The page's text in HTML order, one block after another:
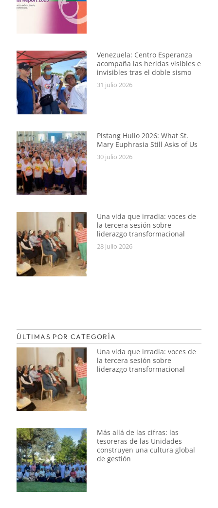
Venezuela: Centro Esperanza
acompaña las heridas visibles e
invisibles tras el doble sismo
31 julio 2026
Pistang Hulio 2026: What St.
Mary Euphrasia Still Asks of Us
30 julio 2026
Una vida que irradia: voces de
la tercera sesión sobre
liderazgo transformacional
28 julio 2026
ÚLTIMAS POR CATEGORÍA
Una vida que irradia: voces de
la tercera sesión sobre
liderazgo transformacional
Más allá de las cifras: las
tesoreras de las Unidades
construyen una cultura global
de gestión